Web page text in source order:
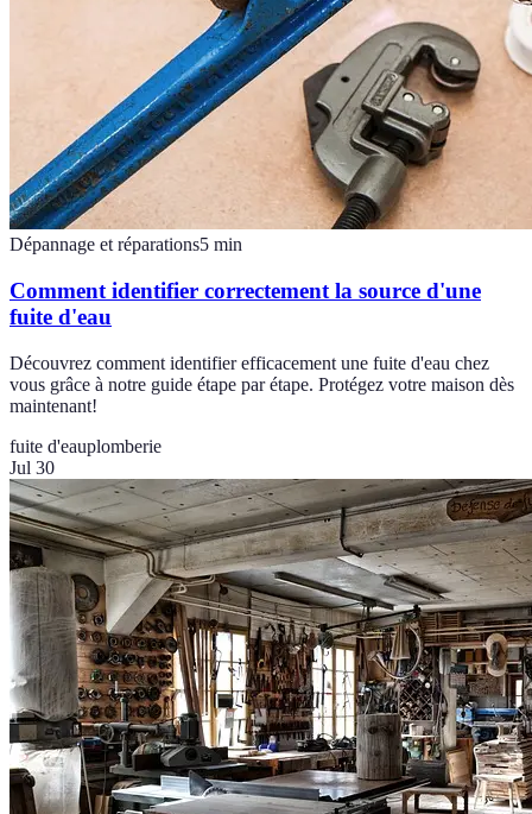
Dépannage et réparations5 min
Comment identifier correctement la source d'une
fuite d'eau
Découvrez comment identifier efficacement une fuite d'eau chez
vous grâce à notre guide étape par étape. Protégez votre maison dès
maintenant!
fuite d'eauplomberie
Jul 30